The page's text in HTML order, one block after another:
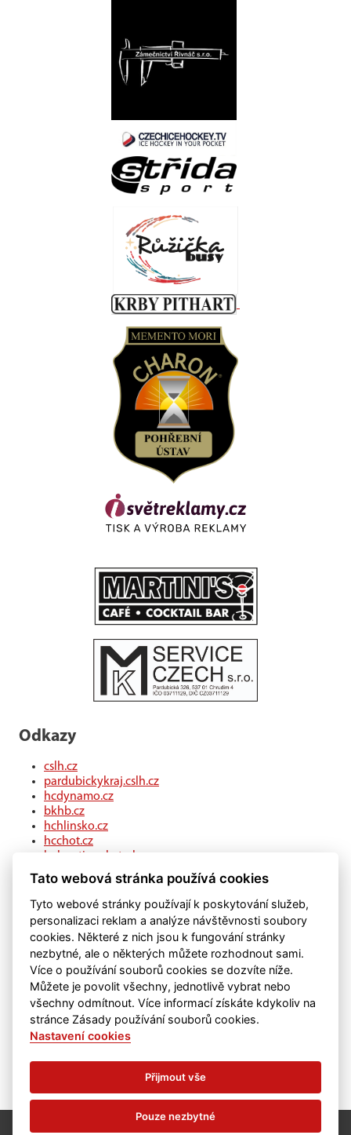
Odkazy
cslh.cz
pardubickykraj.cslh.cz
hcdynamo.cz
bkhb.cz
hchlinsko.cz
hcchot.cz
kohouti-ceskatrebova.cz
hcledec.cz
hclitomysl.cz
hcskutec.cz
hcslovan.com
hcchocen.cz
hcpolicka.com
hcsvetlans.cz
eSports.cz
klubweb.cz
onlajny.com
© RSS
Tato webová stránka používá cookies
Tyto webové stránky používají k poskytování služeb,
personalizaci reklam a analýze návštěvnosti soubory
cookies. Některé z nich jsou k fungování stránky
nezbytné, ale o některých můžete rozhodnout sami.
Více o používání souborů cookies se dozvíte níže.
Můžete je povolit všechny, jednotlivě vybrat nebo
všechny odmítnout. Více informací získáte kdykoliv na
stránce Zásady používání souborů cookies.
Nastavení cookies
Přijmout vše
Pouze nezbytné